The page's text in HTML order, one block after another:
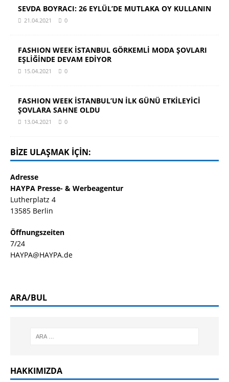
SEVDA BOYRACI: 26 EYLÜL’DE MUTLAKA OY KULLANIN
21.04.2021 0
FASHION WEEK İSTANBUL GÖRKEMLİ MODA ŞOVLARI
EŞLİĞİNDE DEVAM EDİYOR
15.04.2021 0
FASHION WEEK İSTANBUL’UN İLK GÜNÜ ETKİLEYİCİ
ŞOVLARA SAHNE OLDU
13.04.2021 0
BIZE ULAŞMAK IÇIN:
Adresse
HAYPA Presse- & Werbeagentur
Lutherplatz 4
13585 Berlin
Öffnungszeiten
7/24
HAYPA@HAYPA.de
ARA/BUL
HAKKIMIZDA